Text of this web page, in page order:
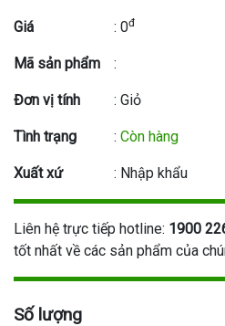
Giá : 0đ
Mã sản phẩm :
Đơn vị tính : Giỏ
Tình trạng : Còn hàng
Xuất xứ : Nhập khẩu
Liên hệ trực tiếp hotline: 1900
tốt nhất về các sản phẩm của
Số lượng